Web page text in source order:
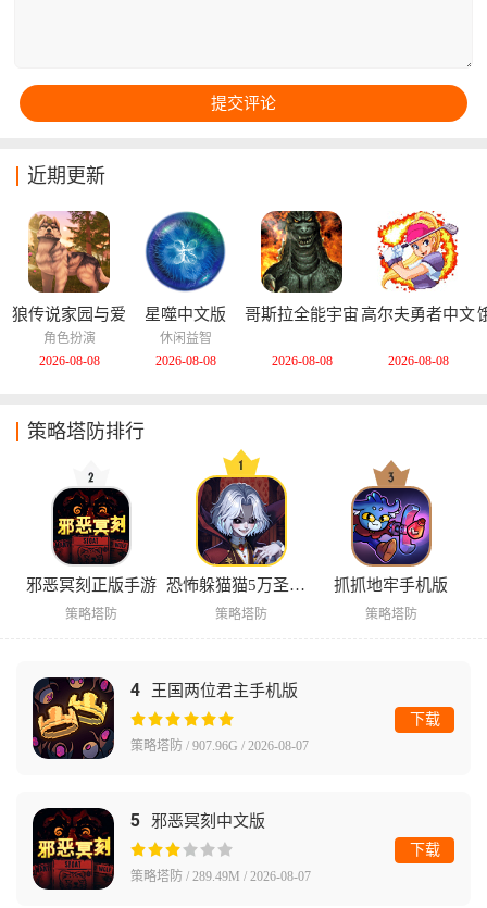
近期更新
狼传说家园与爱
心中文版
角色扮演
2026-08-08
星噬中文版
休闲益智
2026-08-08
哥斯拉全能宇宙
2026-08-08
高尔夫勇者中文
2026-08-08
策略塔防排行
邪恶冥刻正版手游
策略塔防
恐怖躲猫猫5万圣节版
策略塔防
抓抓地牢手机版
策略塔防
4 王国两位君主手机版
策略塔防 / 907.96G / 2026-08-07
下载
5 邪恶冥刻中文版
策略塔防 / 289.49M / 2026-08-07
下载